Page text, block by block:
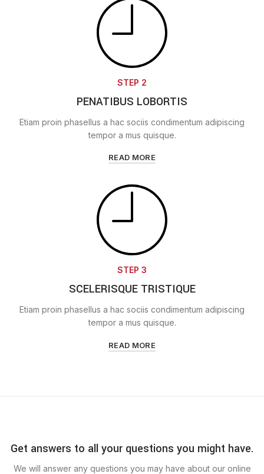
STEP 2
PENATIBUS LOBORTIS
Etiam proin phasellus a hac sociis condimentum adipiscing
tempor a mus quisque.
READ MORE
STEP 3
SCELERISQUE TRISTIQUE
Etiam proin phasellus a hac sociis condimentum adipiscing
tempor a mus quisque.
READ MORE
Get answers to all your questions you might have.
We will answer any questions you may have about our online